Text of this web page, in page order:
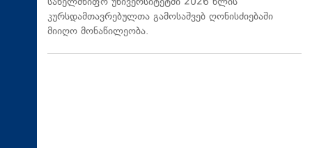
კურსდამთავრებულთა გამოსაშვებ ღონისძიებაში
მიიღო მონაწილეობა.